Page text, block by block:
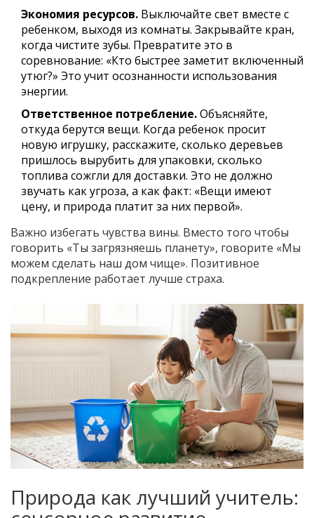
Экономия ресурсов. Выключайте свет вместе с
ребенком, выходя из комнаты. Закрывайте кран,
когда чистите зубы. Превратите это в
соревнование: «Кто быстрее заметит включенный
утюг?» Это учит осознанности использования
энергии.
Ответственное потребление.Объясняйте,
откуда берутся вещи. Когда ребенок просит
новую игрушку, расскажите, сколько деревьев
пришлось вырубить для упаковки, сколько
топлива сожгли для доставки. Это не должно
звучать как угроза, а как факт: «Вещи имеют
цену, и природа платит за них первой».
Важно избегать чувства вины. Вместо того чтобы
говорить «Ты загрязняешь планету», говорите «Мы
можем сделать наш дом чище». Позитивное
подкрепление работает лучше страха.
Природа как лучший учитель: